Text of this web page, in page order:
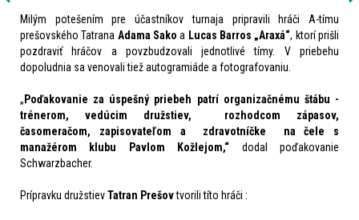
Milým potešením pre účastníkov turnaja pripravili hráči A-tímu
prešovského Tatrana Adama Sako a Lucas Barros „Araxá“, ktorí prišli
pozdraviť hráčov a povzbudzovali jednotlivé tímy. V priebehu
dopoludnia sa venovali tiež autogramiáde a fotografovaniu.
„ Poďakovanie za úspešný priebeh patrí organizačnému štábu -
trénerom, vedúcim družstiev, rozhodcom zápasov,
časomeračom, zapisovateľom a zdravotníčke na čele s
manažérom klubu Pavlom Kožlejom,“ dodal poďakovanie
Schwarzbacher.
Prípravku družstievTatran Prešovtvorili títo hráči :